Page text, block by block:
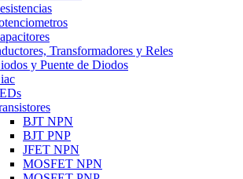
Transformadores y Reles
y Puente de Diodos
BJT NPN
BJT PNP
JFET NPN
MOSFET NPN